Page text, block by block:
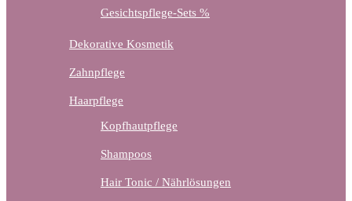
Gesichtspflege-Sets %
Dekorative Kosmetik
Zahnpflege
Haarpflege
Kopfhautpflege
Shampoos
Hair Tonic / Nährlösungen